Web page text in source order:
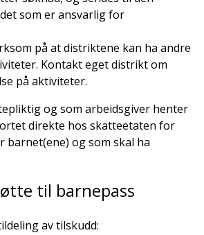
som er ansvarlig for
på at distriktene kan ha andre
Kontakt eget distrikt om
på aktiviteter.
og som arbeidsgiver henter
direkte hos skatteetaten for
barnet(ene) og som skal ha
til barnepass
av tilskudd: